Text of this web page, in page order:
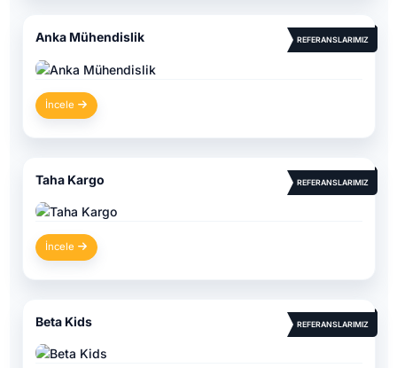
REFERANSLARIMIZ
Anka Mühendislik
İncele
REFERANSLARIMIZ
Taha Kargo
İncele
REFERANSLARIMIZ
Beta Kids